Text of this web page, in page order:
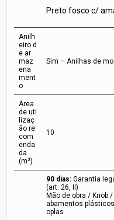
Preto fosco c/
Anilh
eiro d
e ar
maz
ena
ment
o
Sim – Anilhas de
Área
de uti
lizaç
ão re
com
enda
da
(m²)
10
90 dias: Garantia
(art. 26, II)
Mão de obra / Knob
abamentos
oplas